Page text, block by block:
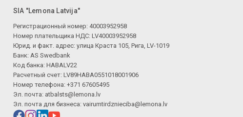
SIA "Lemona Latvija"
Регистрационный номер: 40003952958
Номер плательщика НДС: LV40003952958
Юрид. и факт. адрес: улица Краста 105, Рига, LV-1019
Банк: AS Swedbank
Код банка: HABALV22
Расчетный счет: LV89HABA0551018001906
Номер телефона: +371 67605495
Эл. почта: atbalsts@lemona.lv
Эл. почта для бизнеса: vairumtirdznieciba@lemona.lv